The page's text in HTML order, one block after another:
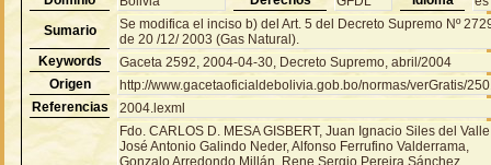
Sumario
Se modifica el inciso b) del Art. 5 del Decreto Supremo Nº
de 20 /12/ 2003 (Gas Natural).
Keywords
Gaceta 2592, 2004-04-30, Decreto Supremo, abril/2004
Origen
http://www.gacetaoficialdebolivia.gob.bo/normas/verGratis/
Referencias
2004.lexml
Fdo. CARLOS D. MESA GISBERT, Juan Ignacio Siles del
José Antonio Galindo Neder, Alfonso Ferrufino Valderrama,
Gonzalo Arredondo Millán, Rene Sergio Pereira Sánchez